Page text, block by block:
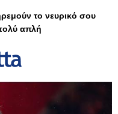
το νευρικό σου
απλή